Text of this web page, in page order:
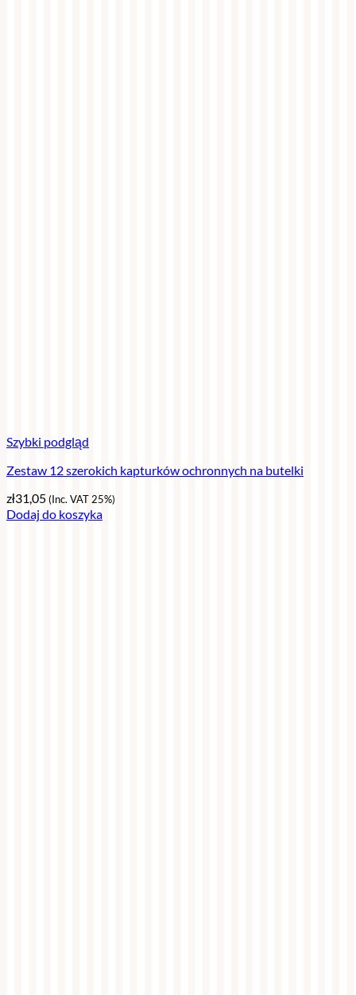
Szybki podgląd
Zestaw 12 szerokich kapturków ochronnych na butelki
zł31,05(Inc. VAT 25%)
Dodaj do koszyka